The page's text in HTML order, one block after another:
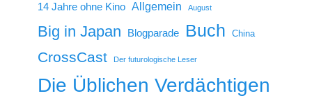
14 Jahre ohne Kino Allgemein August
Big in Japan Blogparade Buch China
CrossCast Der futurologische Leser
Die Üblichen Verdächtigen